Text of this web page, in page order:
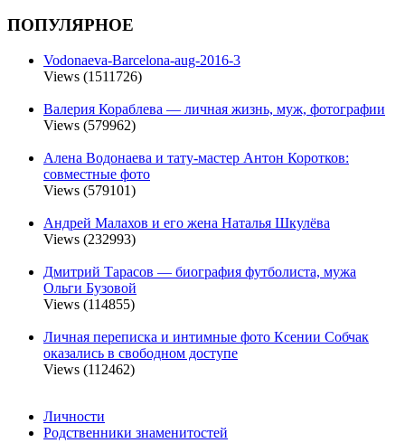
ПОПУЛЯРНОЕ
Vodonaeva-Barcelona-aug-2016-3
Views (1511726)
Валерия Кораблева — личная жизнь, муж, фотографии
Views (579962)
Алена Водонаева и тату-мастер Антон Коротков:
совместные фото
Views (579101)
Андрей Малахов и его жена Наталья Шкулёва
Views (232993)
Дмитрий Тарасов — биография футболиста, мужа
Ольги Бузовой
Views (114855)
Личная переписка и интимные фото Ксении Собчак
оказались в свободном доступе
Views (112462)
Личности
Родственники знаменитостей